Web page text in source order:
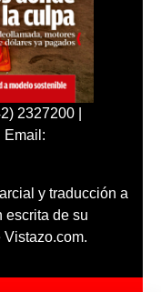
2327200 |
Email:
y traducción a
escrita de su